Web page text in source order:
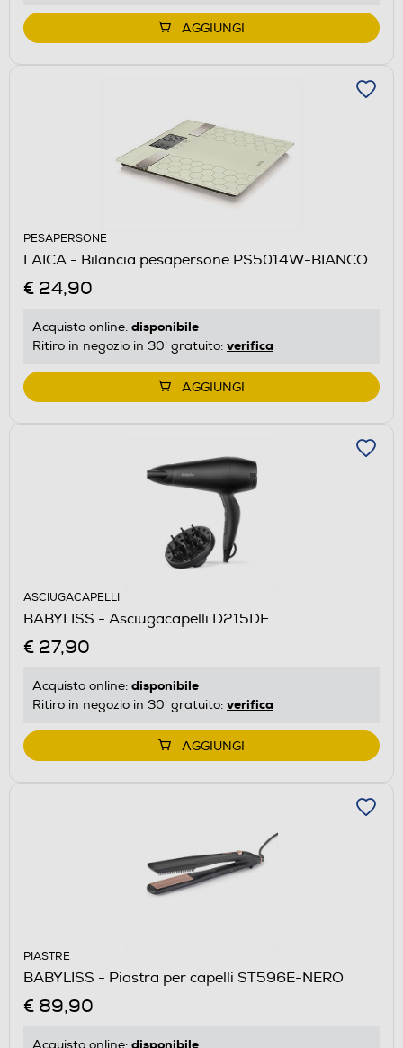
AGGIUNGI
PESAPERSONE
LAICA - Bilancia pesapersone PS5014W-BIANCO
€ 24,90
Acquisto online: disponibile
Ritiro in negozio in 30' gratuito: verifica
AGGIUNGI
ASCIUGACAPELLI
BABYLISS - Asciugacapelli D215DE
€ 27,90
Acquisto online: disponibile
Ritiro in negozio in 30' gratuito: verifica
AGGIUNGI
PIASTRE
BABYLISS - Piastra per capelli ST596E-NERO
€ 89,90
Acquisto online: disponibile